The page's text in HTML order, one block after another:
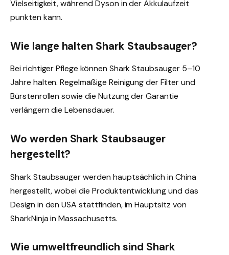
Vielseitigkeit, während Dyson in der Akkulaufzeit
punkten kann.
Wie lange halten Shark Staubsauger?
Bei richtiger Pflege können Shark Staubsauger 5–10
Jahre halten. Regelmäßige Reinigung der Filter und
Bürstenrollen sowie die Nutzung der Garantie
verlängern die Lebensdauer.
Wo werden Shark Staubsauger
hergestellt?
Shark Staubsauger werden hauptsächlich in China
hergestellt, wobei die Produktentwicklung und das
Design in den USA stattfinden, im Hauptsitz von
SharkNinja in Massachusetts.
Wie umweltfreundlich sind Shark